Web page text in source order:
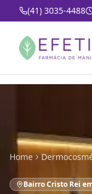
(41) 3035-4488
Home
Bairro Cristo Rei